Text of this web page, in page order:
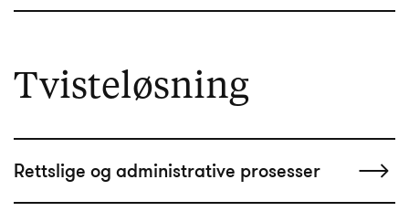
Tvisteløsning
Rettslige og administrative prosesser